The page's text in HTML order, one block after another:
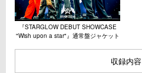
『STARGLOW DEBUT SHOWCASE
"Wish upon a star"』通常盤ジャケット
収録内容